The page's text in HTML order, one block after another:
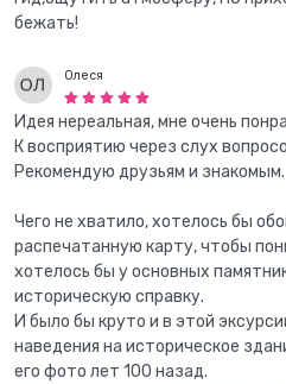
бежать!
Олеся
Идея нереальная, мне очень
К восприятию через слух
Рекомендую друзьям и знакомым.
Чего не хватило, хотелось бы
распечатанную карту, чтобы
хотелось бы у основных
историческую справку.
И было бы круто и в этой
наведения на историческое
его фото лет 100 назад.